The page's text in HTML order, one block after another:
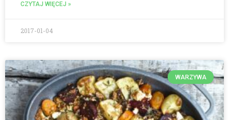
CZYTAJ WIĘCEJ »
2017-01-04
WARZYWA